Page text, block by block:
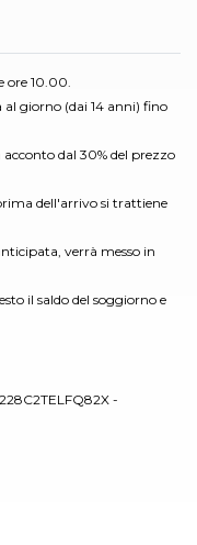
ore 10.00.
al giorno (dai 14 anni) fino
dal 30% del prezzo
dell'arrivo si trattiene
verrà messo in
il saldo del soggiorno e
-